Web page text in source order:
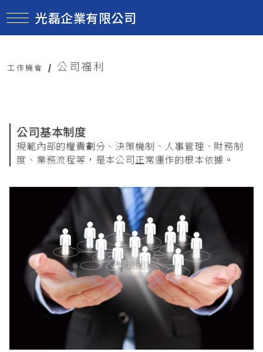
工作機會 / 公司福利
公司基本制度
規範內部的權責劃分、決策機制、人事管理、財務制
度、業務流程等，是本公司正常運作的根本依據。
光磊企業有限公司